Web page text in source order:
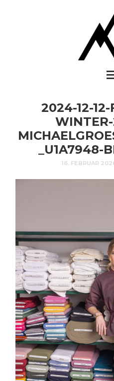
2024-12-
_U1A7948-
16. FEBRUAR